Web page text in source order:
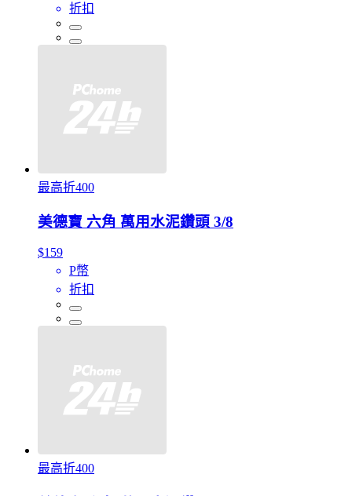
折扣
最高折400
美德寶 六角 萬用水泥鑽頭 3/8
$159
P幣
折扣
最高折400